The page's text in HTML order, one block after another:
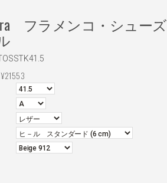
フラメンコ・シューズ
¥21553